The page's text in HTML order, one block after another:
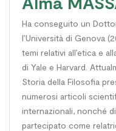
Ha conseguito un
l’Università di Genova
temi relativi all’etica e
di Yale e Harvard.
Storia della Filosofia
numerosi articoli
internazionali, nonché
partecipato come